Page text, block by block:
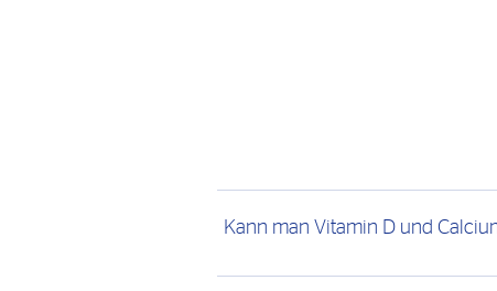
Kann man Vitamin D und